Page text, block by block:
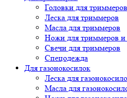
Головки для триммеров
Леска для триммеров
Масла для триммеров
Ножи для триммеров и
Свечи для триммеров
Спецодежда
Для газонокосилок
Леска для
Масла для